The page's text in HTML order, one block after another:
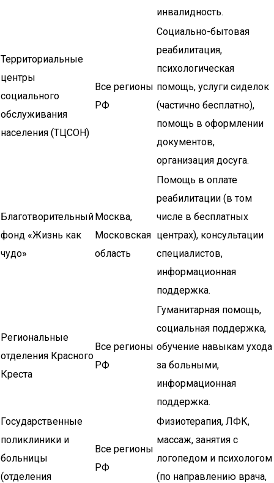
инвалидность.
Территориальные
центры
социального
обслуживания
населения (ТЦСОН)
Все регионы
РФ
Социально-бытовая
реабилитация,
психологическая
помощь, услуги сиделок
(частично бесплатно),
помощь в оформлении
документов,
организация досуга.
Благотворительный
фонд «Жизнь как
чудо»
Москва,
Московская
область
Помощь в оплате
реабилитации (в том
числе в бесплатных
центрах), консультации
специалистов,
информационная
поддержка.
Региональные
отделения Красного
Креста
Все регионы
РФ
Гуманитарная помощь,
социальная поддержка,
обучение навыкам ухода
за больными,
информационная
поддержка.
Государственные
поликлиники и
больницы
(отделения
Все регионы
РФ
Физиотерапия, ЛФК,
массаж, занятия с
логопедом и психологом
(по направлению врача,